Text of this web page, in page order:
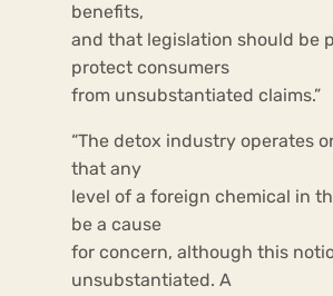
benefits,
and that legislation should be
protect consumers
from unsubstantiated claims.”
“The detox industry operates
that any
level of a foreign chemical in
be a cause
for concern, although this
unsubstantiated. A